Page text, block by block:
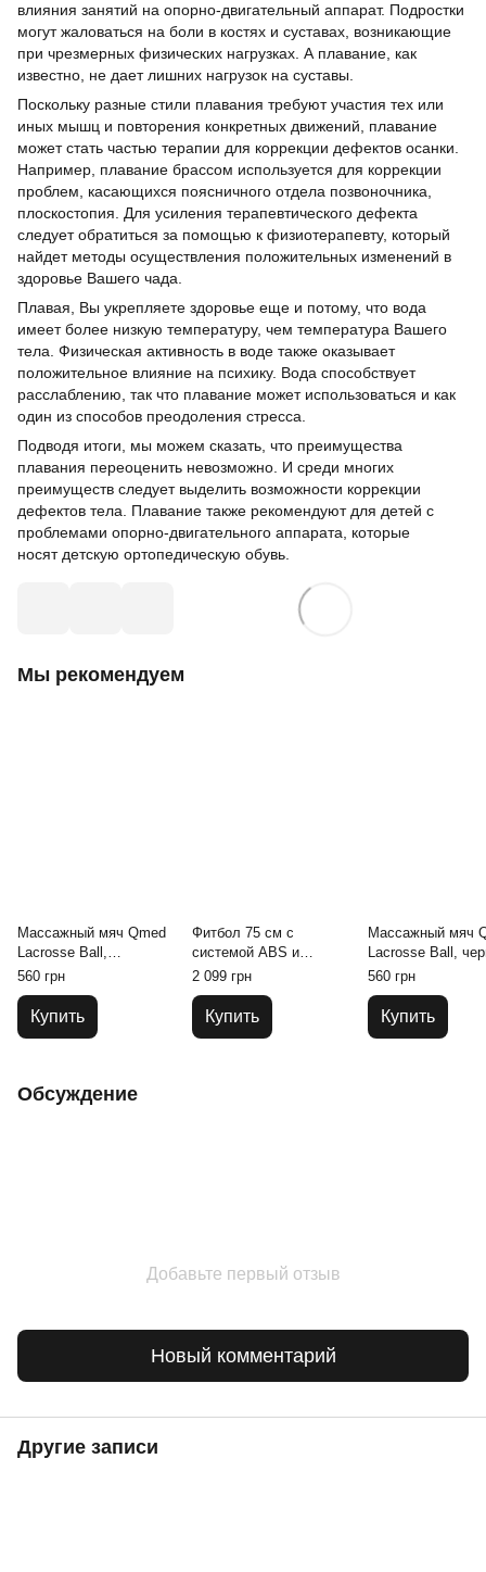
влияния занятий на опорно-двигательный аппарат. Подростки
могут жаловаться на боли в костях и суставах, возникающие
при чрезмерных физических нагрузках. А плавание, как
известно, не дает лишних нагрузок на суставы.
Поскольку разные стили плавания требуют участия тех или
иных мышц и повторения конкретных движений, плавание
может стать частью терапии для коррекции дефектов осанки.
Например, плавание брассом используется для коррекции
проблем, касающихся поясничного отдела позвоночника,
плоскостопия. Для усиления терапевтического дефекта
следует обратиться за помощью к физиотерапевту, который
найдет методы осуществления положительных изменений в
здоровье Вашего чада.
Плавая, Вы укрепляете здоровье еще и потому, что вода
имеет более низкую температуру, чем температура Вашего
тела. Физическая активность в воде также оказывает
положительное влияние на психику. Вода способствует
расслаблению, так что плавание может использоваться и как
один из способов преодоления стресса.
Подводя итоги, мы можем сказать, что преимущества
плавания переоценить невозможно. И среди многих
преимуществ следует выделить возможности коррекции
дефектов тела. Плавание также рекомендуют для детей с
проблемами опорно-двигательного аппарата, которые
носят детскую ортопедическую обувь.
Мы рекомендуем
Массажный мяч Qmed
Lacrosse Ball,
оранжевый Ø 6 см
560 грн
Купить
Фитбол 75 см с
системой ABS и
насосом Qmed ABS
Gym Ball Синий
2 099 грн
Купить
Массажный мяч
Lacrosse Ball,
6 см
560 грн
Купить
Обсуждение
Добавьте первый отзыв
Новый комментарий
Другие записи